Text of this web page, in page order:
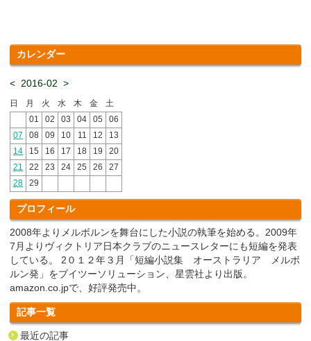
カレンダー
< 2016-02 >
日 月 火 水 木 金
土
01
02 03 04 05
06
07
08 09 10 11 12
13
14
15 16 17 18 19
20
21
22 23 24 25 26
27
28
29
プロフィール
2008年よりメルボルンを舞台にした小説の執筆を始める。2009年
7月よりヴィクトリア日本クラブのニュースレターにも短編を発表
している。 2０１２年３月「短編小説集 オーストラリア メルボ
ルン発」をブイツーソリューション、星雲社より出版。
amazon.co.jpで、好評発売中。
記事一覧
最近の記事